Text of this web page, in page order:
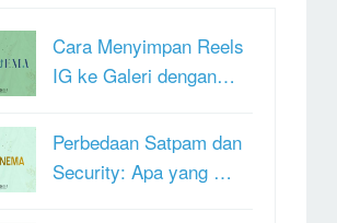
Cara Menyimpan Reels
IG ke Galeri dengan…
Perbedaan Satpam dan
Security: Apa yang …